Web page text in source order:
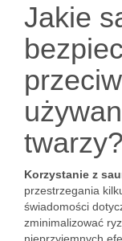
Jakie
twarzy?
Korzystanie z
przestrzegania
świadomości
zminimalizować